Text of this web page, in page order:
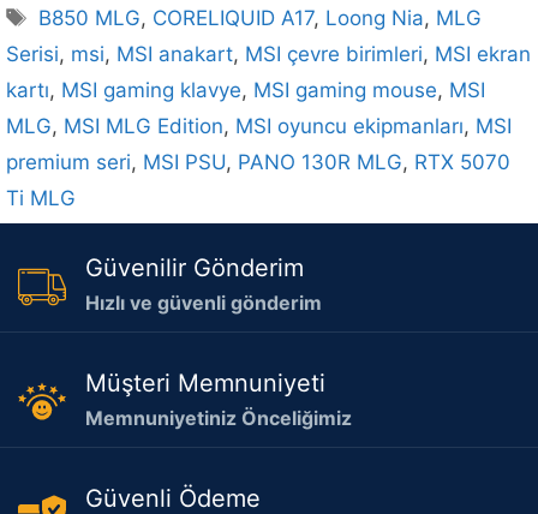
Etiketler
B850 MLG, CORELIQUID A17, Loong Nia, MLG
Serisi, msi, MSI anakart, MSI çevre birimleri, MSI ekran
kartı, MSI gaming klavye, MSI gaming mouse, MSI
MLG, MSI MLG Edition, MSI oyuncu ekipmanları, MSI
premium seri, MSI PSU, PANO 130R MLG, RTX 5070
Ti MLG
Güvenilir Gönderim
Hızlı ve güvenli gönderim
Müşteri Memnuniyeti
Memnuniyetiniz Önceliğimiz
Güvenli Ödeme